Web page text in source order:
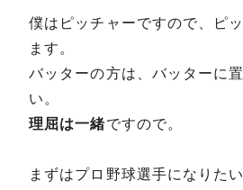
僕はピッチャーですので、ピ
ます。
バッターの方は、バッターに
い。
理屈は一緒ですので。
まずはプロ野球選手になりた